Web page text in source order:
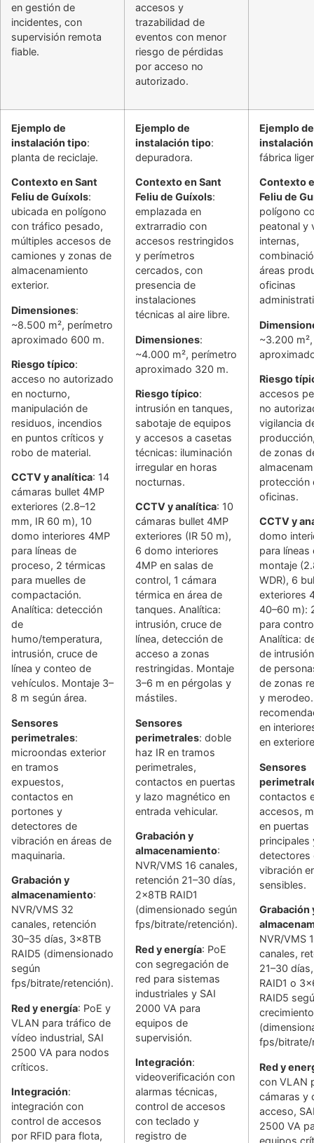
en gestión de
incidentes, con
supervisión remota
fiable.
accesos y
trazabilidad de
eventos con menor
riesgo de pérdidas
por acceso no
autorizado.
Ejemplo de
instalación tipo:
planta de reciclaje.
Contexto en Sant
Feliu de Guíxols:
ubicada en polígono
con tráfico pesado,
múltiples accesos de
camiones y zonas de
almacenamiento
exterior.
Dimensiones:
~8.500 m², perímetro
aproximado 600 m.
Riesgo típico:
acceso no autorizado
en nocturno,
manipulación de
residuos, incendios
en puntos críticos y
robo de material.
CCTV y analítica: 14
cámaras bullet 4MP
exteriores (2.8–12
mm, IR 60 m), 10
domo interiores 4MP
para líneas de
proceso, 2 térmicas
para muelles de
compactación.
Analítica: detección
de
humo/temperatura,
intrusión, cruce de
línea y conteo de
vehículos. Montaje 3–
8 m según área.
Sensores
perimetrales:
microondas exterior
en tramos
expuestos,
contactos en
portones y
detectores de
vibración en áreas de
maquinaria.
Grabación y
almacenamiento:
NVR/VMS 32
canales, retención
30–35 días, 3x8TB
RAID5 (dimensionado
según
fps/bitrate/retención).
Red y energía: PoE y
VLAN para tráfico de
vídeo industrial, SAI
2500 VA para nodos
críticos.
Integración:
integración con
control de accesos
por RFID para flota,
Ejemplo de
instalación tipo:
depuradora.
Contexto en Sant
Feliu de Guíxols:
emplazada en
extrarradio con
accesos restringidos
y perímetros
cercados, con
presencia de
instalaciones
técnicas al aire libre.
Dimensiones:
~4.000 m², perímetro
aproximado 320 m.
Riesgo típico:
intrusión en tanques,
sabotaje de equipos
y accesos a casetas
técnicas: iluminación
irregular en horas
nocturnas.
CCTV y analítica: 10
cámaras bullet 4MP
exteriores (IR 50 m),
6 domo interiores
4MP en salas de
control, 1 cámara
térmica en área de
tanques. Analítica:
intrusión, cruce de
línea, detección de
acceso a zonas
restringidas. Montaje
3–6 m en pérgolas y
mástiles.
Sensores
perimetrales: doble
haz IR en tramos
perimetrales,
contactos en puertas
y lazo magnético en
entrada vehicular.
Grabación y
almacenamiento:
NVR/VMS 16 canales,
retención 21–30 días,
2x8TB RAID1
(dimensionado según
fps/bitrate/retención).
Red y energía: PoE
con segregación de
red para sistemas
industriales y SAI
2000 VA para
equipos de
supervisión.
Integración:
videoverificación con
alarmas técnicas,
control de accesos
con teclado y
registro de
Ejemplo de
fábrica
Contexto
Feliu de
polígono
peatonal y
internas,
áreas
oficinas
~3.200
Riesgo
accesos
no
vigilancia
de zonas
protección
oficinas.
CCTV y
domo
para líneas
montaje
WDR), 6
exteriores
40–60 m):
para
Analítica:
de
de
de zonas
y
en
en
Sensores
contactos
accesos,
en puertas
principales
detectores
vibración
sensibles.
Grabación
NVR/VMS
canales,
21–30
RAID1 o
RAID5
crecimiento
fps/bitrate/
Red y
con VLAN
cámaras y
acceso,
2500 VA
equipos